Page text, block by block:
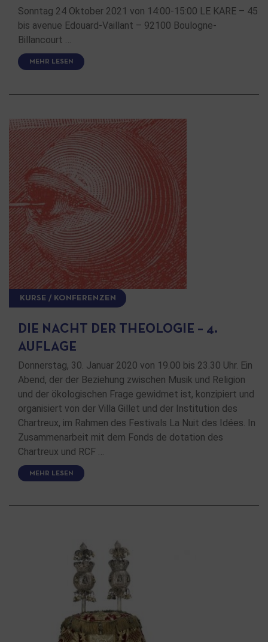
Sonntag 24 Oktober 2021 von 14:00-15:00 LE KARE – 45
bis avenue Edouard-Vaillant – 92100 Boulogne-
Billancourt …
MEHR LESEN
KURSE / KONFERENZEN
DIE NACHT DER THEOLOGIE – 4.
AUFLAGE
Donnerstag, 30. Januar 2020 von 19.00 bis 23.30 Uhr. Ein
Abend, der der Beziehung zwischen Musik und Religion
und der ökologischen Frage gewidmet ist, konzipiert und
organisiert von der Villa Gillet und der Institution des
Chartreux, im Rahmen des Festivals La Nuit des Idées. In
Zusammenarbeit mit dem Fonds de dotation des
Chartreux und RCF …
MEHR LESEN